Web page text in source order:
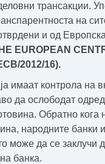
трансакции.
на
и од
EUROPEAN
2012/16).
имаат контрола на
да ослободат
Обратно
народните
може да се заклучи
банка.